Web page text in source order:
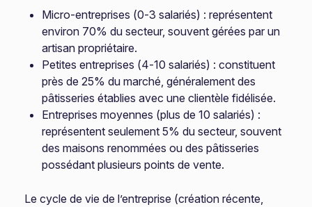
Micro-entreprises (0-3 salariés) : représentent
environ 70% du secteur, souvent gérées par un
artisan propriétaire.
Petites entreprises (4-10 salariés) : constituent
près de 25% du marché, généralement des
pâtisseries établies avec une clientèle fidélisée.
Entreprises moyennes (plus de 10 salariés) :
représentent seulement 5% du secteur, souvent
des maisons renommées ou des pâtisseries
possédant plusieurs points de vente.
Le cycle de vie de l’entreprise (création récente,